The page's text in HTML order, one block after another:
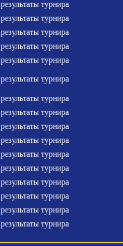
результаты турнира
результаты турнира
результаты турнира
результаты турнира
результаты турнира
результаты турнира
результаты турнира
результаты турнира
результаты турнира
результаты турнира
результаты турнира
результаты турнира
результаты турнира
результаты турнира
результаты турнира
результаты турнира